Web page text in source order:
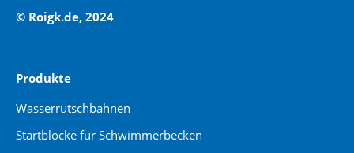
© Roigk.de, 2024
Produkte
Wasserrutschbahnen
Startblöcke für Schwimmerbecken